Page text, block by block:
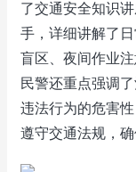
了交通安全知识
手，详细讲解了
盲区、夜间作业
民警还重点强调
违法行为的危害
遵守交通法规，确